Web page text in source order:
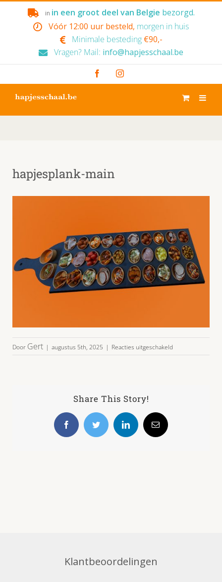
in in een groot deel van Belgie bezorgd.
Vóór 12:00 uur besteld, morgen in huis
Minimale besteding €90,-
Vragen? Mail: info@hapjesschaal.be
FacebookInstagram
hapjesplank-main
Door Gert | augustus 5th, 2025 | Reacties uitgeschakeld
hapjesplank-
Share This Story!
FacebookTwitter LinkedInE-
mail
Klantbeoordelingen